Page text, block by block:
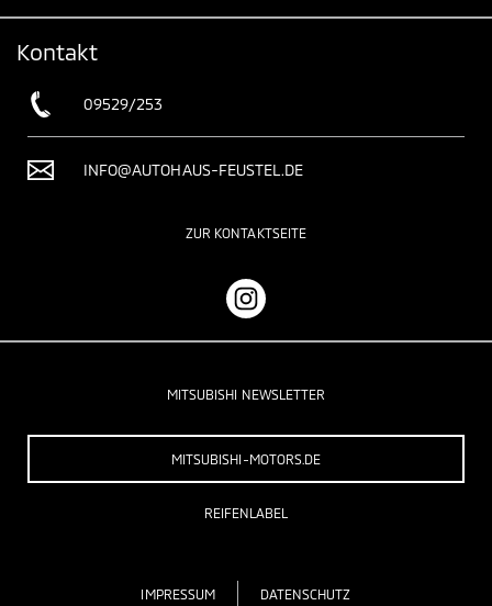
Kontakt
09529/253
INFO@AUTOHAUS-FEUSTEL.DE
ZUR KONTAKTSEITE
MITSUBISHI NEWSLETTER
MITSUBISHI-MOTORS.DE
REIFENLABEL
IMPRESSUM
DATENSCHUTZ